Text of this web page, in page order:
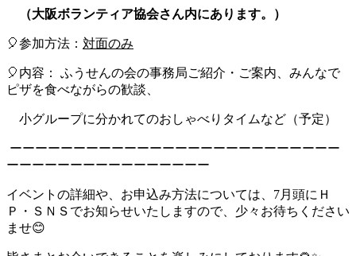
（大阪ボランティア協会さん内にあります。）
🎈参加方法： 対面のみ
🎈内容： ふうせんの会の事務局ご紹介・ご案内、みんなで
ピザを食べながらの歓談、
小グループに分かれてのおしゃべりタイムなど（予定）
ーーーーーーーーーーーーーーーーーーーーーーーーーー
ーーーーーーーーーーーーーーーー
イベントの詳細や、お申込み方法については、7月頭にＨ
Ｐ・ＳＮＳでお知らせいたしますので、少々お待ちください
ませ😊